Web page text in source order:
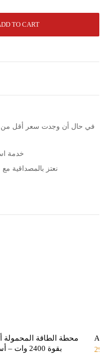
TO CART
خدمة
نعتز بالمصداقية مع مرور 15 عام على
محطة الطاقة المحمولة
بقوة 2400 وات – أسود